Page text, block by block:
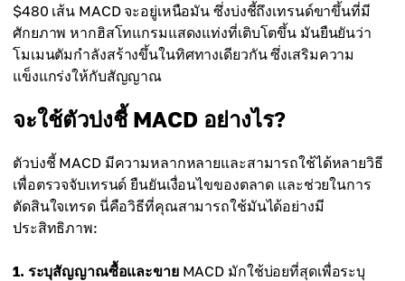
$480 เส้น MACD จะอยู่เหนือมัน ซึ่งบ่งชี้ถึงเทรนด์ขาขึ้นที่มี
ศักยภาพ หากฮิสโทแกรมแสดงแท่งที่เติบโตขึ้น มันยืนยันว่า
โมเมนตัมกำลังสร้างขึ้นในทิศทางเดียวกัน ซึ่งเสริมความ
แข็งแกร่งให้กับสัญญาณ
จะใช้ตัวบ่งชี้ MACD อย่างไร?
ตัวบ่งชี้ MACD มีความหลากหลายและสามารถใช้ได้หลายวิธี
เพื่อตรวจจับเทรนด์ ยืนยันเงื่อนไขของตลาด และช่วยในการ
ตัดสินใจเทรด นี่คือวิธีที่คุณสามารถใช้มันได้อย่างมี
ประสิทธิภาพ:
1. ระบุสัญญาณซื้อและขายMACD มักใช้บ่อยที่สุดเพื่อระบุ